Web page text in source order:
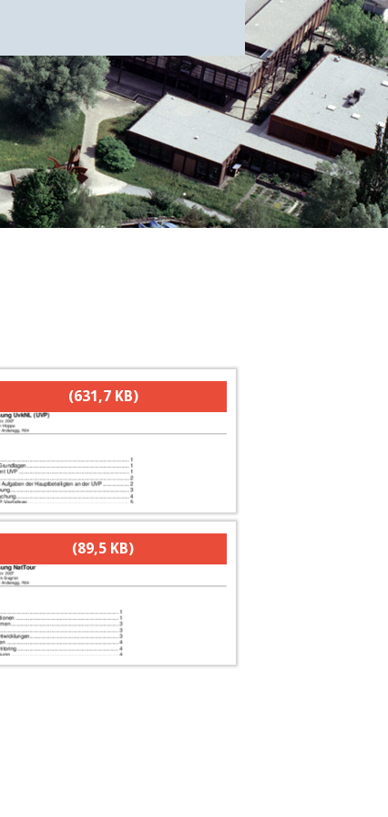
(631,7 KB)
(89,5 KB)